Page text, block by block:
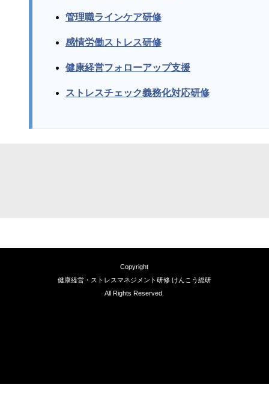
管理職ラインケア研修
感情労働ストレス研修
健康経営フォローアップ支援
ストレスチェック義務化対応研修
Copyright
健康経営・ストレスマネジメント研修 けんこう総研
All Rights Reserved.